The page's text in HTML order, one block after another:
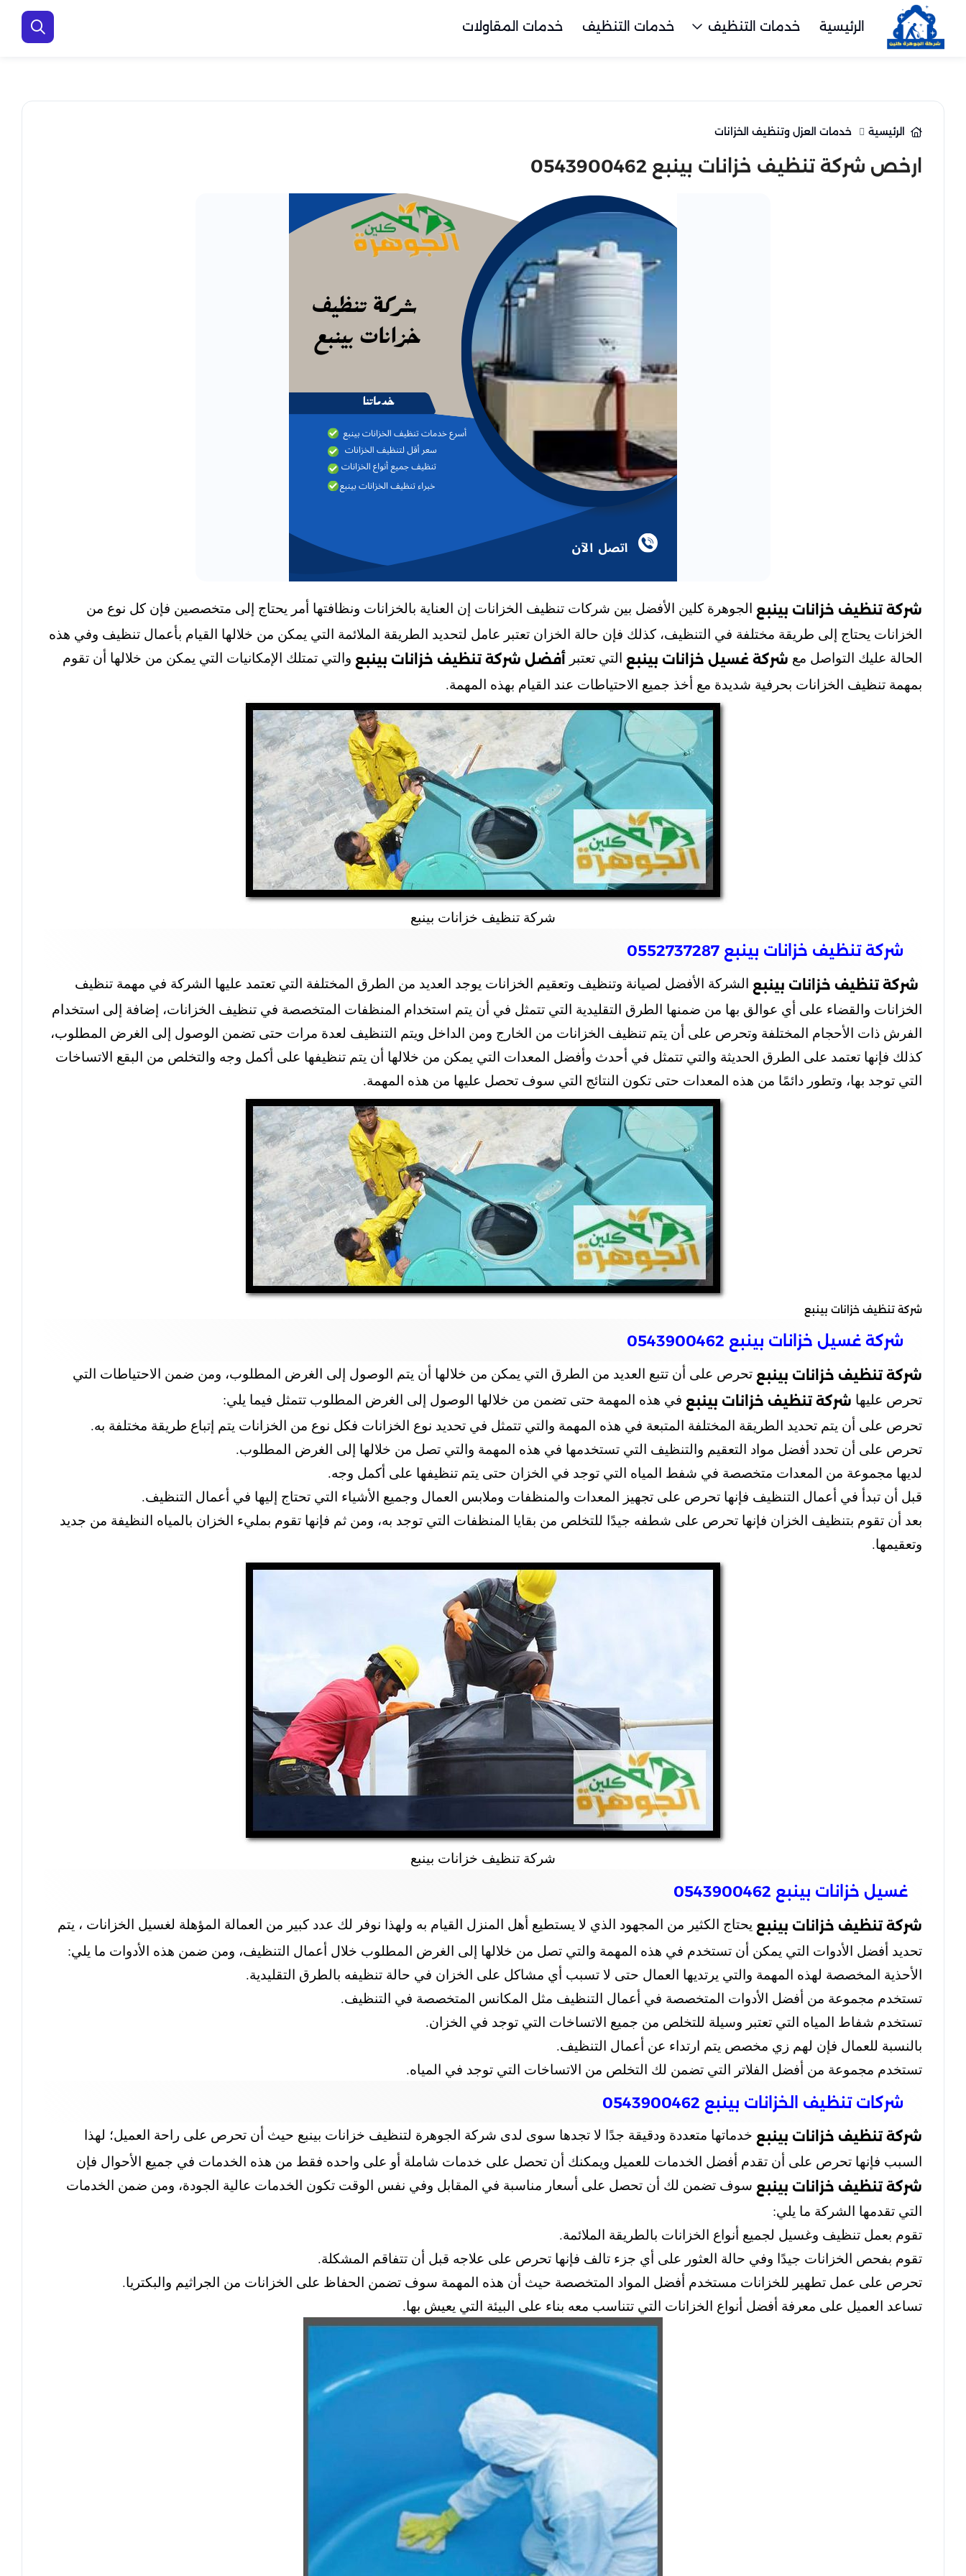
الرئيسية خدمات التنظيف خدمات التنظيف خدمات المقاولات
الرئيسية خدمات العزل وتنظيف الخزانات
ارخص شركة تنظيف خزانات بينبع 0543900462
شركة تنظيف خزانات بينبع الجوهرة كلين الأفضل بين شركات تنظيف الخزانات إن العناية بالخزانات ونظافتها أمر يحتاج إلى متخصصين فإن كل نوع من
الخزانات يحتاج إلى طريقة مختلفة في التنظيف، كذلك فإن حالة الخزان تعتبر عامل لتحديد الطريقة الملائمة التي يمكن من خلالها القيام بأعمال تنظيف وفي هذه
الحالة عليك التواصل مع شركة غسيل خزانات بينبع التي تعتبر أفضل شركة تنظيف خزانات بينبع والتي تمتلك الإمكانيات التي يمكن من خلالها أن تقوم
بمهمة تنظيف الخزانات بحرفية شديدة مع أخذ جميع الاحتياطات عند القيام بهذه المهمة.
شركة تنظيف خزانات بينبع
شركة تنظيف خزانات بينبع 0552737287
شركة تنظيف خزانات بينبع الشركة الأفضل لصيانة وتنظيف وتعقيم الخزانات يوجد العديد من الطرق المختلفة التي تعتمد عليها الشركة في مهمة تنظيف
الخزانات والقضاء على أي عوالق بها من ضمنها الطرق التقليدية التي تتمثل في أن يتم استخدام المنظفات المتخصصة في تنظيف الخزانات، إضافة إلى استخدام
الفرش ذات الأحجام المختلفة وتحرص على أن يتم تنظيف الخزانات من الخارج ومن الداخل ويتم التنظيف لعدة مرات حتى تضمن الوصول إلى الغرض المطلوب،
كذلك فإنها تعتمد على الطرق الحديثة والتي تتمثل في أحدث وأفضل المعدات التي يمكن من خلالها أن يتم تنظيفها على أكمل وجه والتخلص من البقع الاتساخات
التي توجد بها، وتطور دائمًا من هذه المعدات حتى تكون النتائج التي سوف تحصل عليها من هذه المهمة.
شركة تنظيف خزانات بينبع
شركة غسيل خزانات بينبع 0543900462
شركة تنظيف خزانات بينبع تحرص على أن تتبع العديد من الطرق التي يمكن من خلالها أن يتم الوصول إلى الغرض المطلوب، ومن ضمن الاحتياطات التي
تحرص عليها شركة تنظيف خزانات بينبع في هذه المهمة حتى تضمن من خلالها الوصول إلى الغرض المطلوب تتمثل فيما يلي:
تحرص على أن يتم تحديد الطريقة المختلفة المتبعة في هذه المهمة والتي تتمثل في تحديد نوع الخزانات فكل نوع من الخزانات يتم إتباع طريقة مختلفة به.
تحرص على أن تحدد أفضل مواد التعقيم والتنظيف التي تستخدمها في هذه المهمة والتي تصل من خلالها إلى الغرض المطلوب.
لديها مجموعة من المعدات متخصصة في شفط المياه التي توجد في الخزان حتى يتم تنظيفها على أكمل وجه.
قبل أن تبدأ في أعمال التنظيف فإنها تحرص على تجهيز المعدات والمنظفات وملابس العمال وجميع الأشياء التي تحتاج إليها في أعمال التنظيف.
بعد أن تقوم بتنظيف الخزان فإنها تحرص على شطفه جيدًا للتخلص من بقايا المنظفات التي توجد به، ومن ثم فإنها تقوم بمليء الخزان بالمياه النظيفة من جديد
وتعقيمها.
شركة تنظيف خزانات بينبع
غسيل خزانات بينبع 0543900462
شركة تنظيف خزانات بينبع يحتاج الكثير من المجهود الذي لا يستطيع أهل المنزل القيام به ولهذا نوفر لك عدد كبير من العمالة المؤهلة لغسيل الخزانات ، يتم
تحديد أفضل الأدوات التي يمكن أن تستخدم في هذه المهمة والتي تصل من خلالها إلى الغرض المطلوب خلال أعمال التنظيف، ومن ضمن هذه الأدوات ما يلي:
الأحذية المخصصة لهذه المهمة والتي يرتديها العمال حتى لا تسبب أي مشاكل على الخزان في حالة تنظيفه بالطرق التقليدية.
تستخدم مجموعة من أفضل الأدوات المتخصصة في أعمال التنظيف مثل المكانس المتخصصة في التنظيف.
تستخدم شفاط المياه التي تعتبر وسيلة للتخلص من جميع الاتساخات التي توجد في الخزان.
بالنسبة للعمال فإن لهم زي مخصص يتم ارتداء عن أعمال التنظيف.
تستخدم مجموعة من أفضل الفلاتر التي تضمن لك التخلص من الاتساخات التي توجد في المياه.
شركات تنظيف الخزانات بينبع 0543900462
شركة تنظيف خزانات بينبع خدماتها متعددة ودقيقة جدًا لا تجدها سوى لدى شركة الجوهرة لتنظيف خزانات بينبع حيث أن تحرص على راحة العميل؛ لهذا
السبب فإنها تحرص على أن تقدم أفضل الخدمات للعميل ويمكنك أن تحصل على خدمات شاملة أو على واحده فقط من هذه الخدمات في جميع الأحوال فإن
شركة تنظيف خزانات بينبع سوف تضمن لك أن تحصل على أسعار مناسبة في المقابل وفي نفس الوقت تكون الخدمات عالية الجودة، ومن ضمن الخدمات
التي تقدمها الشركة ما يلي:
تقوم بعمل تنظيف وغسيل لجميع أنواع الخزانات بالطريقة الملائمة.
تقوم بفحص الخزانات جيدًا وفي حالة العثور على أي جزء تالف فإنها تحرص على علاجه قبل أن تتفاقم المشكلة.
تحرص على عمل تطهير للخزانات مستخدم أفضل المواد المتخصصة حيث أن هذه المهمة سوف تضمن الحفاظ على الخزانات من الجراثيم والبكتريا.
تساعد العميل على معرفة أفضل أنواع الخزانات التي تتناسب معه بناء على البيئة التي يعيش بها.